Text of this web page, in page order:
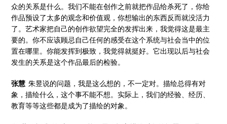
众的关系是什么。我们不能在创作之前就把作品给杀死了，你给
作品预设了太多的观念和价值观，你想输出的东西反而就没活力
了。艺术家把自己的创作欲望完全的发挥出来，我觉得这是最主
要的。你不应该顾忌自己任何的感受在这个系统与社会当中的位
置在哪里。你能发挥到极致，我觉得就挺好。它出现以后与社会
发生的关系是这个作品最后的检验。
张慧 朱昱说的问题，我是这么想的，不一定对。描绘总得有对
象，描绘什么，这个事不能不想。实际上，我们的经验、经历、
教育等等这些都是成为了描绘的对象。